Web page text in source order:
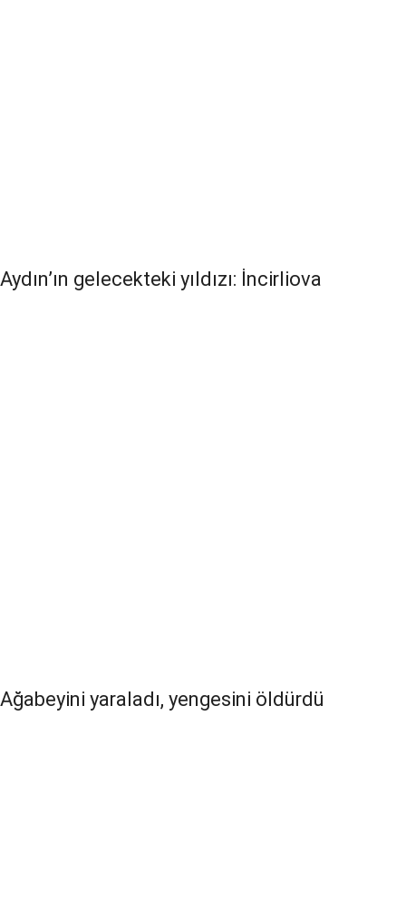
Aydın’ın gelecekteki yıldızı: İncirliova
Ağabeyini yaraladı, yengesini öldürdü